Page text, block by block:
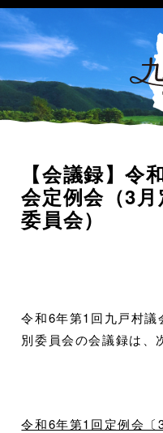
【会議録】令
会定例会（3
委員会）
令和6年第1回九戸村
別委員会の会議録は、
令和6年第1回定例会〔